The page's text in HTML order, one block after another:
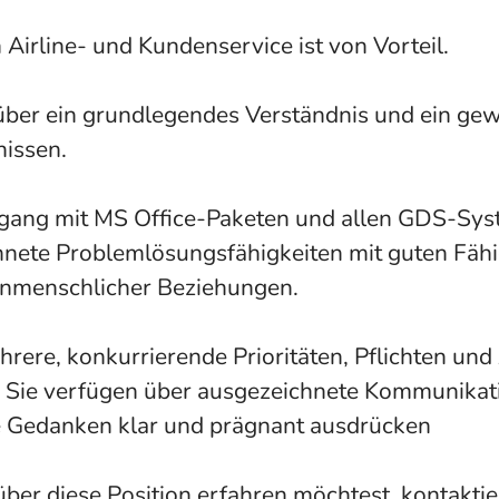
und Kundenservice ist von Vorteil.
ein grundlegendes Verständnis und ein
mit MS Office-Paketen und allen GDS-
Problemlösungsfähigkeiten mit guten
Beziehungen.
konkurrierende Prioritäten, Pflichten
verfügen über ausgezeichnete
klar und prägnant ausdrücken